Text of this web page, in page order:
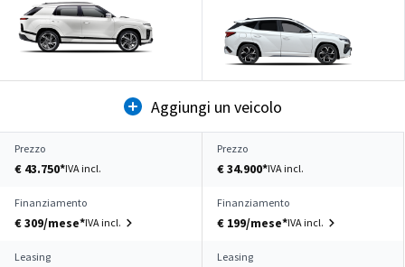
Aggiungi un veicolo
Prezzo
€ 43.750*IVA incl.
Prezzo
€ 34.900*IVA incl.
Finanziamento
€ 309/mese*IVA incl.
Finanziamento
€ 199/mese*IVA incl.
Leasing
Leasing